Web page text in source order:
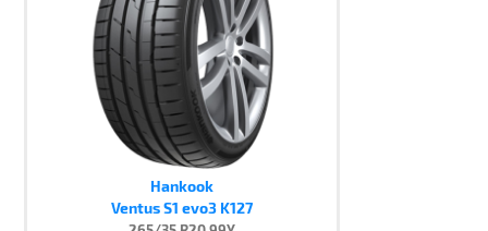
Hankook
Ventus S1 evo3 K127